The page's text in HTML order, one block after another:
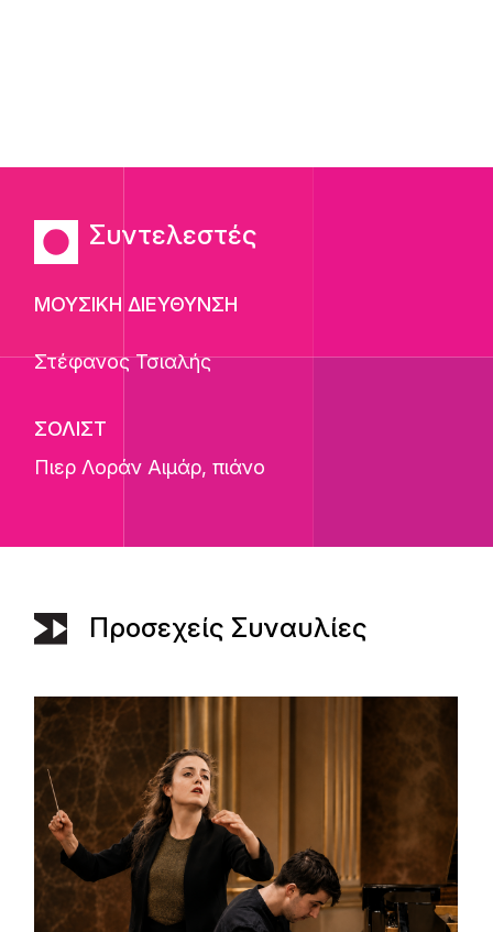
Συντελεστές
ΜΟΥΣΙΚΗ ΔΙΕΥΘΥΝΣΗ
Στέφανος Τσιαλής
ΣΟΛΙΣΤ
Πιερ Λοράν Αιμάρ, πιάνο
Προσεχείς Συναυλίες